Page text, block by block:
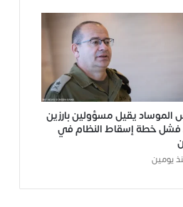
الموساد يقيل مسؤولين بارزين
فشل خطة إسقاط النظام في
يومين